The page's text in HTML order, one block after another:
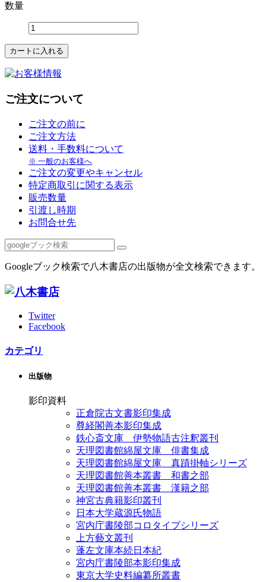
数量
ご注文について
ご注文の前に
ご注文方法
送料・手数料について
※ 一般のお客様へ
ご注文の変更やキャンセル
特定商取引に関する表示
販売数量
引渡し時期
お問合せ先
Googleブック検索で八木書店の出版物が全文検索できます。
Twitter
Facebook
カテゴリ
出版物
影印資料
正倉院古文書影印集成
尊経閣善本影印集成
鉄心斎文庫 伊勢物語古注釈叢刊
天理図書館綿屋文庫 俳書集成
天理図書館綿屋文庫 真蹟掛軸シリーズ
天理図書館善本叢書 和書之部
天理図書館善本叢書 漢籍之部
神宮古典籍影印叢刊
日本大学蔵源氏物語
宮内庁書陵部コロタイプシリーズ
上方藝文叢刊
蓬左文庫本続日本紀
宮内庁書陵部本影印集成
東京大学史料編纂所叢書